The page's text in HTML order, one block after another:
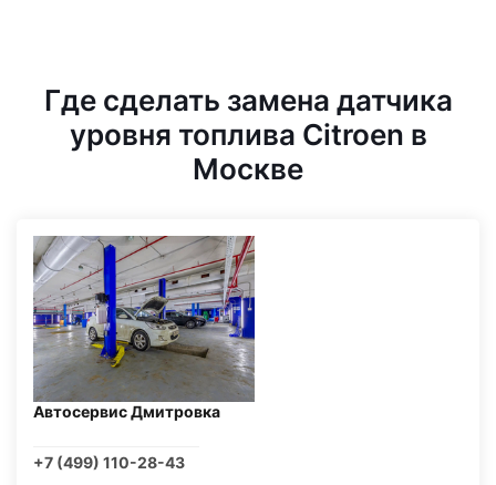
Где сделать замена датчика
уровня топлива Citroen в
Москве
Автосервис Дмитровка
+7 (499) 110-28-43